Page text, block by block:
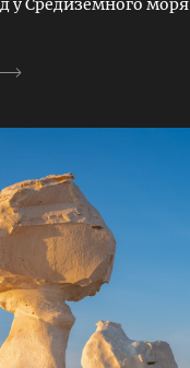
у Средиземного моря